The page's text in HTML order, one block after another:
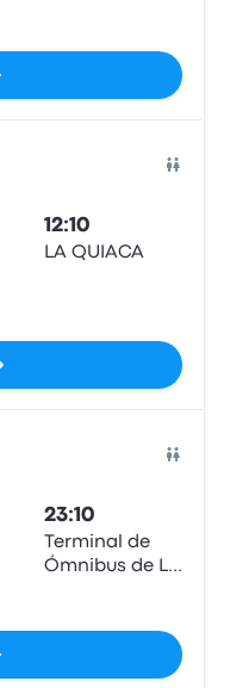
12:10
LA QUIACA
23:10
Terminal de
Ómnibus de La